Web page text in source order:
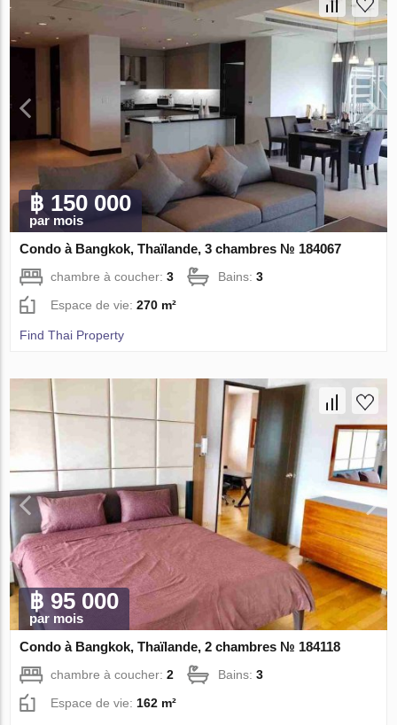
฿ 150 000
par mois
Condo à Bangkok, Thaïlande, 3 chambres № 184067
chambre à coucher:3 Bains:3
Espace de vie:270 m²
Find Thai Property
฿ 95 000
par mois
Condo à Bangkok, Thaïlande, 2 chambres № 184118
chambre à coucher:2 Bains:3
Espace de vie: 162 m²